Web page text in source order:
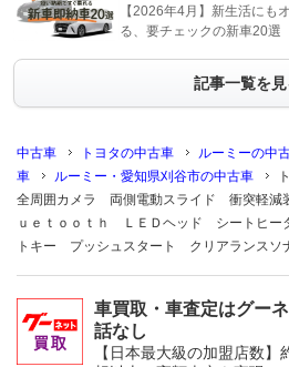
【2026年4月】新生活にも
る、要チェックの新車20選
記事一覧を見
中古車 トヨタの中古車 ルーミーの中
車
ルーミー・愛知県刈谷市の中古車
全周囲カメラ 両側電動スライド 衝突軽
ｕｅｔｏｏｔｈ ＬＥＤヘッド シートヒ
トキー プッシュスタート クリアランスソ
車買取・車査定はグー
話なし
【日本最大級の加盟店数